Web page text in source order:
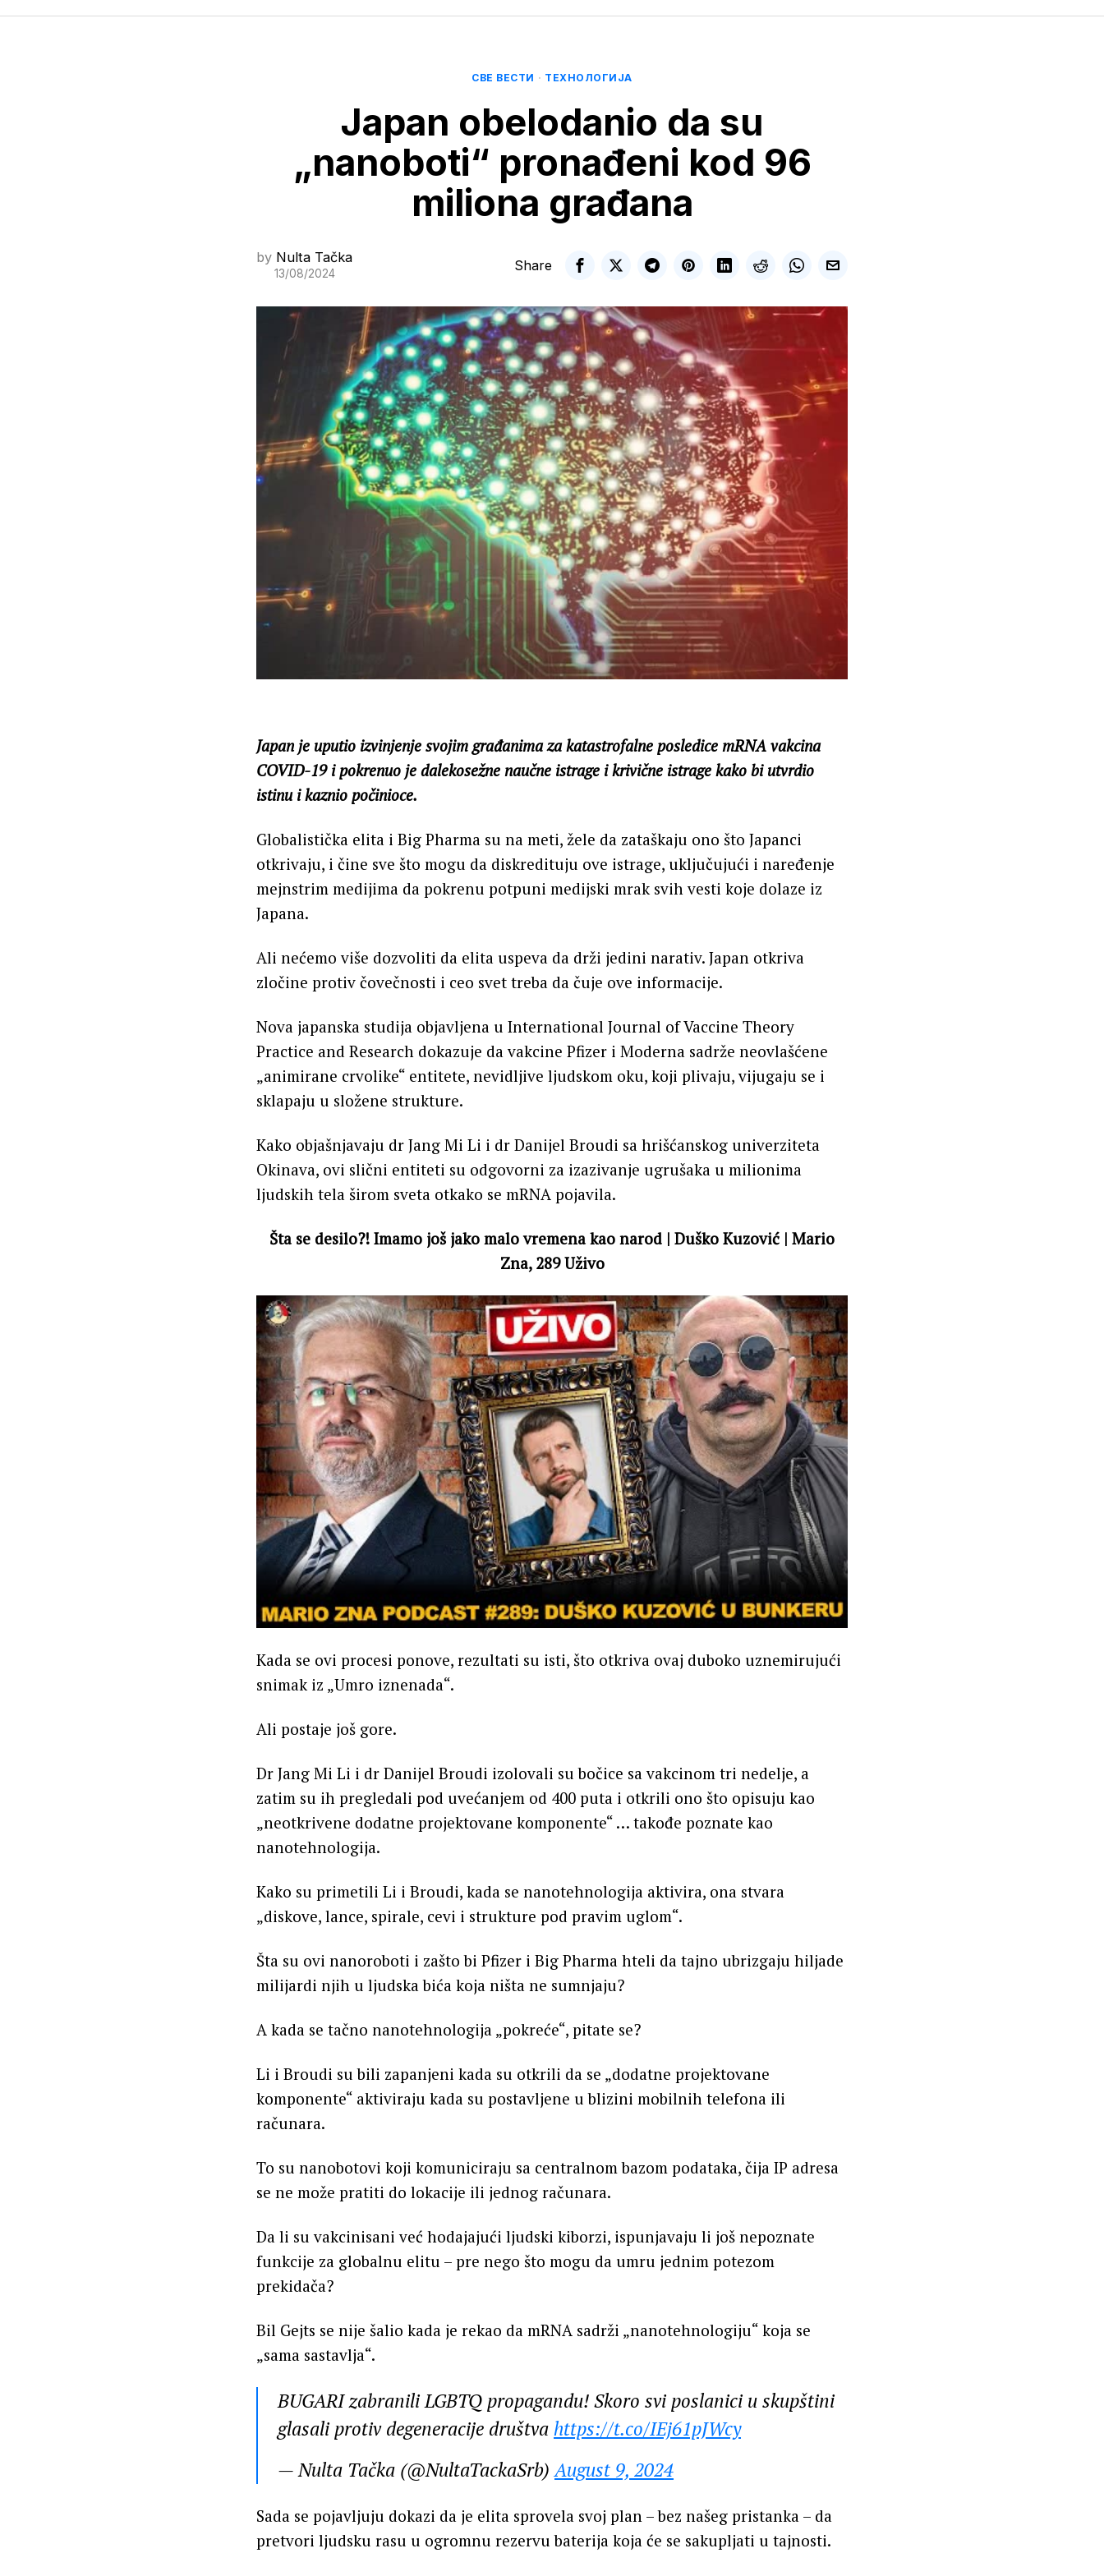
СВЕ ВЕСТИ · ТЕХНОЛОГИЈА
Japan obelodanio da su
„nanoboti“ pronađeni kod 96
miliona građana
by Nulta Tačka
13/08/2024
Share
Japan je uputio izvinjenje svojim građanima za katastrofalne posledice mRNA vakcina
COVID-19 i pokrenuo je dalekosežne naučne istrage i krivične istrage kako bi utvrdio
istinu i kaznio počinioce.
Globalistička elita i Big Pharma su na meti, žele da zataškaju ono što Japanci
otkrivaju, i čine sve što mogu da diskredituju ove istrage, uključujući i naređenje
mejnstrim medijima da pokrenu potpuni medijski mrak svih vesti koje dolaze iz
Japana.
Ali nećemo više dozvoliti da elita uspeva da drži jedini narativ. Japan otkriva
zločine protiv čovečnosti i ceo svet treba da čuje ove informacije.
Nova japanska studija objavljena u International Journal of Vaccine Theory
Practice and Research dokazuje da vakcine Pfizer i Moderna sadrže neovlašćene
„animirane crvolike“ entitete, nevidljive ljudskom oku, koji plivaju, vijugaju se i
sklapaju u složene strukture.
Kako objašnjavaju dr Jang Mi Li i dr Danijel Broudi sa hrišćanskog univerziteta
Okinava, ovi slični entiteti su odgovorni za izazivanje ugrušaka u milionima
ljudskih tela širom sveta otkako se mRNA pojavila.
Šta se desilo?! Imamo još jako malo vremena kao narod | Duško Kuzović | Mario
Zna, 289 Uživo
Kada se ovi procesi ponove, rezultati su isti, što otkriva ovaj duboko uznemirujući
snimak iz „Umro iznenada“.
Ali postaje još gore.
Dr Jang Mi Li i dr Danijel Broudi izolovali su bočice sa vakcinom tri nedelje, a
zatim su ih pregledali pod uvećanjem od 400 puta i otkrili ono što opisuju kao
„neotkrivene dodatne projektovane komponente“ … takođe poznate kao
nanotehnologija.
Kako su primetili Li i Broudi, kada se nanotehnologija aktivira, ona stvara
„diskove, lance, spirale, cevi i strukture pod pravim uglom“.
Šta su ovi nanoroboti i zašto bi Pfizer i Big Pharma hteli da tajno ubrizgaju hiljade
milijardi njih u ljudska bića koja ništa ne sumnjaju?
A kada se tačno nanotehnologija „pokreće“, pitate se?
Li i Broudi su bili zapanjeni kada su otkrili da se „dodatne projektovane
komponente“ aktiviraju kada su postavljene u blizini mobilnih telefona ili
računara.
To su nanobotovi koji komuniciraju sa centralnom bazom podataka, čija IP adresa
se ne može pratiti do lokacije ili jednog računara.
Da li su vakcinisani već hodajajući ljudski kiborzi, ispunjavaju li još nepoznate
funkcije za globalnu elitu – pre nego što mogu da umru jednim potezom
prekidača?
Bil Gejts se nije šalio kada je rekao da mRNA sadrži „nanotehnologiju“ koja se
„sama sastavlja“.
BUGARI zabranili LGBTQ propagandu! Skoro svi poslanici u skupštini
glasali protiv degeneracije društvahttps://t.co/IEj61pJWcy
— Nulta Tačka (@NultaTackaSrb)August 9, 2024
Sada se pojavljuju dokazi da je elita sprovela svoj plan – bez našeg pristanka – da
pretvori ljudsku rasu u ogromnu rezervu baterija koja će se sakupljati u tajnosti.